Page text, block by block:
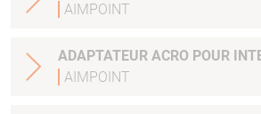
AIMPOINT
ADAPTATEUR ACRO POUR
AIMPOINT